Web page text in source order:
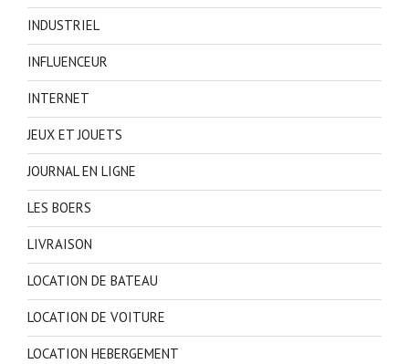
INDUSTRIEL
INFLUENCEUR
INTERNET
JEUX ET JOUETS
JOURNAL EN LIGNE
LES BOERS
LIVRAISON
LOCATION DE BATEAU
LOCATION DE VOITURE
LOCATION HEBERGEMENT